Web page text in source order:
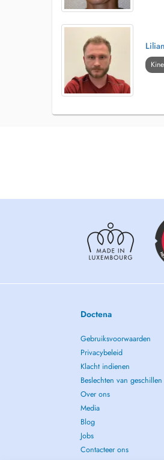
Doctena
Gebruiksvoorwaarden
Privacybeleid
Klacht indienen
Beslechten van geschillen
Over ons
Media
Blog
Jobs
Contacteer ons